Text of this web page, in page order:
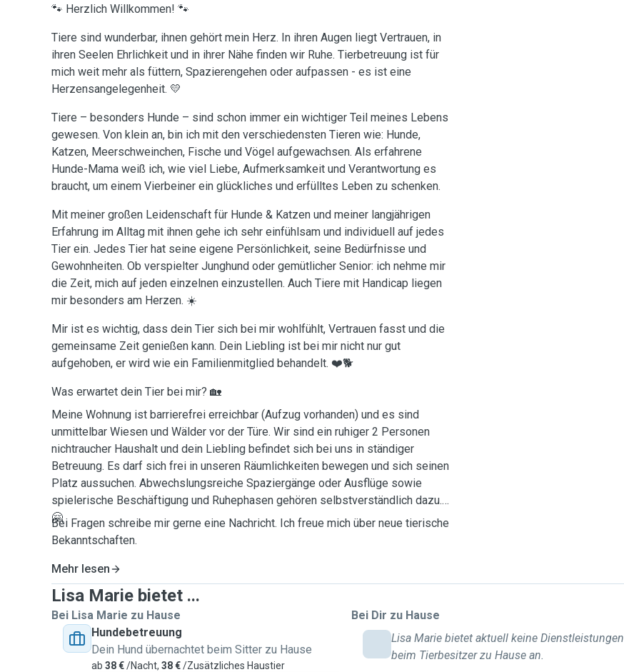
🐾 Herzlich Willkommen! 🐾
Tiere sind wunderbar, ihnen gehört mein Herz. In ihren Augen liegt Vertrauen, in
ihren Seelen Ehrlichkeit und in ihrer Nähe finden wir Ruhe. Tierbetreuung ist für
mich weit mehr als füttern, Spazierengehen oder aufpassen - es ist eine
Herzensangelegenheit. 💛
Tiere – besonders Hunde – sind schon immer ein wichtiger Teil meines Lebens
gewesen. Von klein an, bin ich mit den verschiedensten Tieren wie: Hunde,
Katzen, Meerschweinchen, Fische und Vögel aufgewachsen. Als erfahrene
Hunde-Mama weiß ich, wie viel Liebe, Aufmerksamkeit und Verantwortung es
braucht, um einem Vierbeiner ein glückliches und erfülltes Leben zu schenken.
Mit meiner großen Leidenschaft für Hunde & Katzen und meiner langjährigen
Erfahrung im Alltag mit ihnen gehe ich sehr einfühlsam und individuell auf jedes
Tier ein. Jedes Tier hat seine eigene Persönlichkeit, seine Bedürfnisse und
Gewohnheiten. Ob verspielter Junghund oder gemütlicher Senior: ich nehme mir
die Zeit, mich auf jeden einzelnen einzustellen. Auch Tiere mit Handicap liegen
mir besonders am Herzen. ☀️
Mir ist es wichtig, dass dein Tier sich bei mir wohlfühlt, Vertrauen fasst und die
gemeinsame Zeit genießen kann. Dein Liebling ist bei mir nicht nur gut
aufgehoben, er wird wie ein Familienmitglied behandelt. ❤️🐕
Was erwartet dein Tier bei mir? 🏡
Meine Wohnung ist barrierefrei erreichbar (Aufzug vorhanden) und es sind
unmittelbar Wiesen und Wälder vor der Türe. Wir sind ein ruhiger 2 Personen
nichtraucher Haushalt und dein Liebling befindet sich bei uns in ständiger
Betreuung. Es darf sich frei in unseren Räumlichkeiten bewegen und sich seinen
Platz aussuchen. Abwechslungsreiche Spaziergänge oder Ausflüge sowie
spielerische Beschäftigung und Ruhephasen gehören selbstverständlich dazu.
🤗
Bei Fragen schreibe mir gerne eine Nachricht. Ich freue mich über neue tierische
Bekanntschaften.
Mehr lesen
Lisa Marie bietet ...
Bei Lisa Marie zu Hause
Hundebetreuung
Dein Hund übernachtet beim Sitter zu Hause
ab 38 €/Nacht, 38 €/Zusätzliches Haustier
Bei Dir zu Hause
Lisa Marie bietet aktuell keine Dienstleistungen
beim Tierbesitzer zu Hause an.